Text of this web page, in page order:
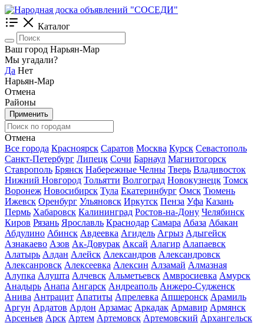
Каталог
Ваш город Нарьян-Мар
Мы угадали?
Да Нет
Нарьян-Мар
Отмена
Районы
Применить
Отмена
Все города Красноярск Саратов Москва Курск Севастополь
Санкт-Петербург Липецк Сочи Барнаул Магнитогорск
Ставрополь Брянск Набережные Челны Тверь Владивосток
Нижний Новгород Тольятти Волгоград Новокузнецк Томск
Воронеж Новосибирск Тула Екатеринбург Омск Тюмень
Ижевск Оренбург Ульяновск Иркутск Пенза Уфа Казань
Пермь Хабаровск Калининград Ростов-на-Дону Челябинск
Киров Рязань Ярославль Краснодар Самара Абаза Абакан
Абдулино Абинск Авдеевка Агидель Агрыз Адыгейск
Азнакаево Азов Ак-Довурак Аксай Алагир Алапаевск
Алатырь Алдан Алейск Александров Александровск
Алексанровск Алексеевка Алексин Алзамай Алмазная
Алупка Алушта Алчевск Альметьевск Амвросиевка Амурск
Анадырь Анапа Ангарск Андреаполь Анжеро-Судженск
Анива Антрацит Апатиты Апрелевка Апшеронск Арамиль
Аргун Ардатов Ардон Арзамас Аркадак Армавир Армянск
Арсеньев Арск Артем Артемовск Артемовский Архангельск